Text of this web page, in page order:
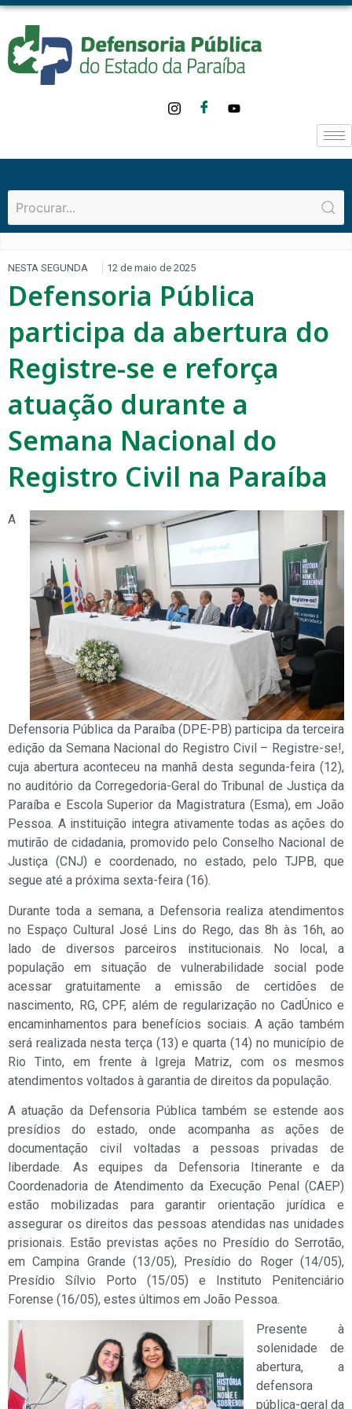
NESTA SEGUNDA 12 de maio de 2025
Defensoria Pública
participa da abertura do
Registre-se e reforça
atuação durante a
Semana Nacional do
Registro Civil na Paraíba
A
Defensoria Pública da Paraíba (DPE-PB) participa da terceira
edição da Semana Nacional do Registro Civil – Registre-se!,
cuja abertura aconteceu na manhã desta segunda-feira (12),
no auditório da Corregedoria-Geral do Tribunal de Justiça da
Paraíba e Escola Superior da Magistratura (Esma), em João
Pessoa. A instituição integra ativamente todas as ações do
mutirão de cidadania, promovido pelo Conselho Nacional de
Justiça (CNJ) e coordenado, no estado, pelo TJPB, que
segue até a próxima sexta-feira (16).
Durante toda a semana, a Defensoria realiza atendimentos
no Espaço Cultural José Lins do Rego, das 8h às 16h, ao
lado de diversos parceiros institucionais. No local, a
população em situação de vulnerabilidade social pode
acessar gratuitamente a emissão de certidões de
nascimento, RG, CPF, além de regularização no CadÚnico e
encaminhamentos para benefícios sociais. A ação também
será realizada nesta terça (13) e quarta (14) no município de
Rio Tinto, em frente à Igreja Matriz, com os mesmos
atendimentos voltados à garantia de direitos da população.
A atuação da Defensoria Pública também se estende aos
presídios do estado, onde acompanha as ações de
documentação civil voltadas a pessoas privadas de
liberdade. As equipes da Defensoria Itinerante e da
Coordenadoria de Atendimento da Execução Penal (CAEP)
estão mobilizadas para garantir orientação jurídica e
assegurar os direitos das pessoas atendidas nas unidades
prisionais. Estão previstas ações no Presídio do Serrotão,
em Campina Grande (13/05), Presídio do Roger (14/05),
Presídio Sílvio Porto (15/05) e Instituto Penitenciário
Forense (16/05), estes últimos em João Pessoa.
Presente à
solenidade de
abertura, a
defensora
pública-geral da